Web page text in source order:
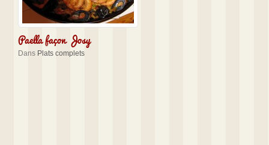
Paella façon Josy
Dans Plats complets